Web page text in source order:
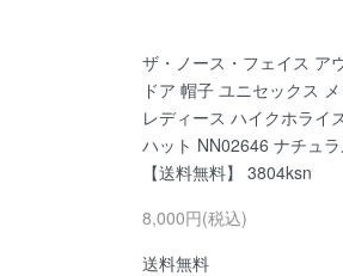
ザ・ノース・フェイス ア
ドア 帽子 ユニセックス
レディース ハイクホライ
ハット NN02646 ナチュ
【送料無料】 3804ksn
8,000円(税込)
送料無料